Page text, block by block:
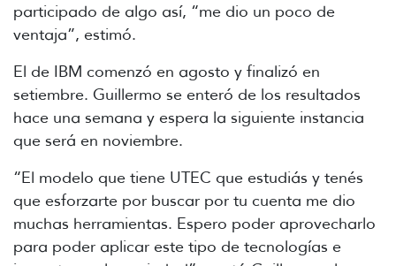
participado de algo así, “me dio un poco de
ventaja”, estimó.
El de IBM comenzó en agosto y finalizó en
setiembre. Guillermo se enteró de los resultados
hace una semana y espera la siguiente instancia
que será en noviembre.
“El modelo que tiene UTEC que estudiás y tenés
que esforzarte por buscar por tu cuenta me dio
muchas herramientas. Espero poder aprovecharlo
para poder aplicar este tipo de tecnologías e